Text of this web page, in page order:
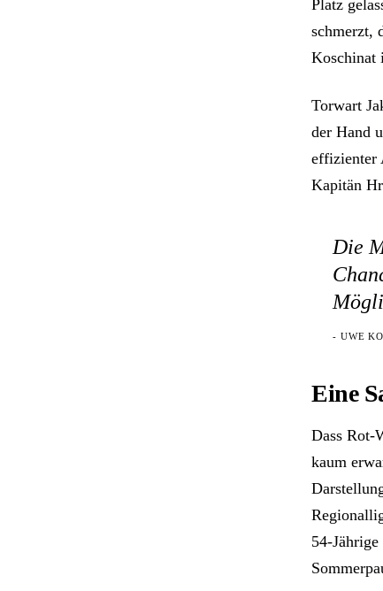
Platz
schmerzt,
Koschinat
Torwart
der Hand
effizienter
Kapitän
Die
- UWE
Eine
Dass Rot-
kaum
54-